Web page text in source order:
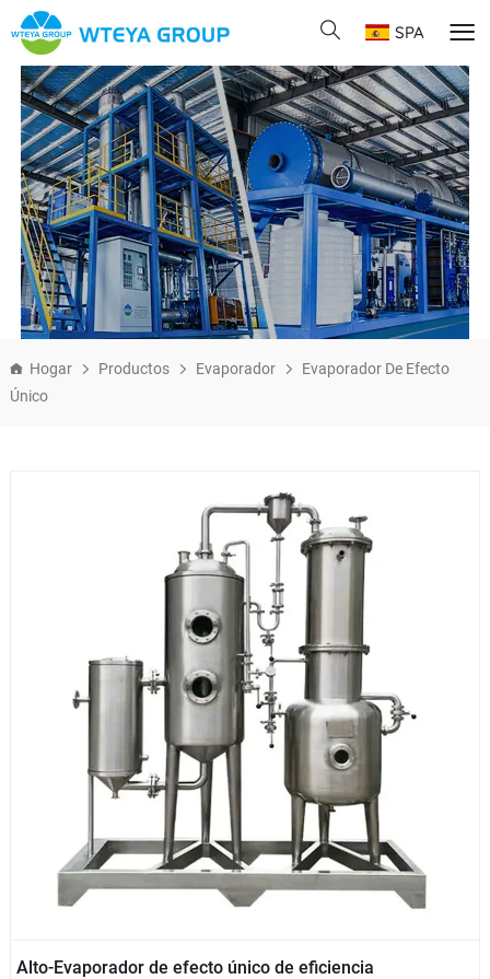
SPA
Hogar Productos Evaporador
Evaporador De Efecto
Único
Alto-Evaporador de efecto único de eficiencia